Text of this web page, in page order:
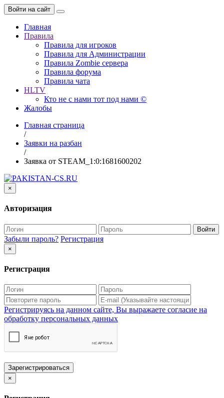
Войти на сайт
Главная
Правила
Правила для игроков
Правила для Администрации
Правила Zombie сервера
Правила форума
Правила чата
HLTV
Кто не с нами тот под нами ©
Жалобы
Главная страница
/
Заявки на разбан
/
Заявка от STEAM_1:0:1681600202
×
Авторизация
Войти
Забыли пароль? Регистрация
×
Регистрация
Регистрируясь на данном сайте, Вы выражаете согласие на
обработку персональных данных
Зарегистрироваться
×